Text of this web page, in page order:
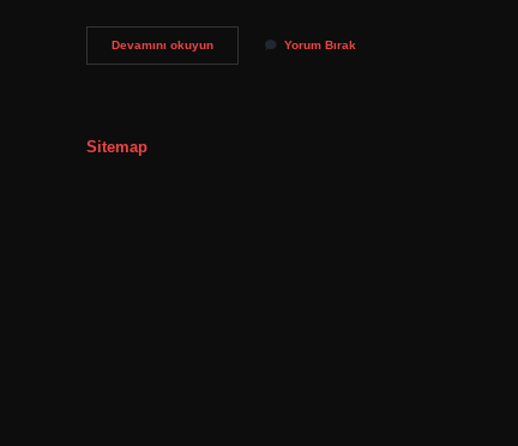
Devamını okuyunNeden
Sürekli
Yorum Bırak
Sitemap